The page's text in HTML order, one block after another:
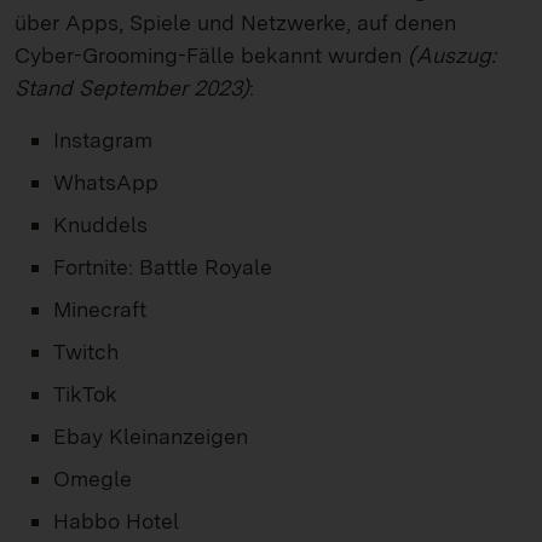
über Apps, Spiele und Netzwerke, auf denen
Cyber-Grooming-Fälle bekannt wurden (Auszug:
Stand September 2023):
Instagram
WhatsApp
Knuddels
Fortnite: Battle Royale
Minecraft
Twitch
TikTok
Ebay Kleinanzeigen
Omegle
Habbo Hotel